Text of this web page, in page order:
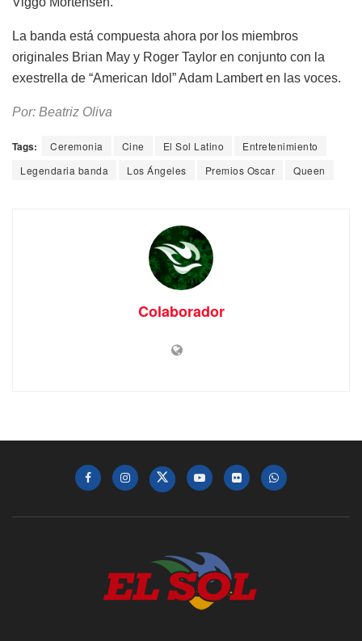
La banda está compuesta ahora por los miembros
originales Brian May y Roger Taylor en conjunto con la
exestrella de “American Idol” Adam Lambert en las voces.
Por: Beatriz Oliva
Tags: Ceremonia Cine El Sol Latino
Entretenimiento
Legendaria banda
Los Ángeles Premios Oscar Queen
Colaborador